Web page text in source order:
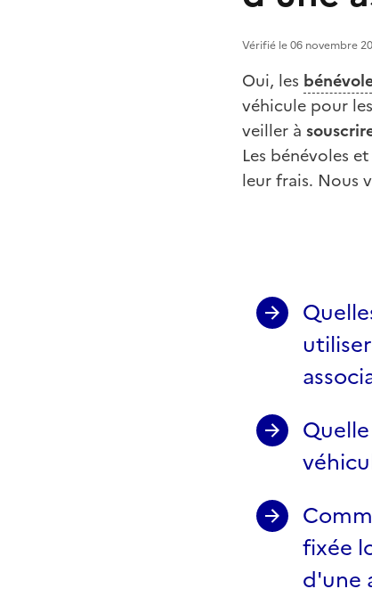
Vérifié le 06 novembre
Oui, les
véhicule pour
veiller à
Les bénévoles
leur frais. Nous
fixée
d'une